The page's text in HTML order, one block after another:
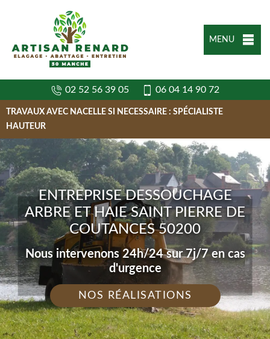
MENU
02 52 56 39 05 06 04 14 90 72
TRAVAUX AVEC NACELLE SI NECESSAIRE : SPÉCIALISTE
HAUTEUR
ENTREPRISE DESSOUCHAGE
ARBRE ET HAIE SAINT PIERRE DE
COUTANCES 50200
Nous intervenons 24h/24 sur 7j/7 en cas
d'urgence
NOS RÉALISATIONS